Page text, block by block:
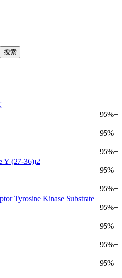
搜索
95%+
95%+
95%+
Y (27-36))2
95%+
95%+
Tyrosine Kinase Substrate
95%+
95%+
95%+
95%+